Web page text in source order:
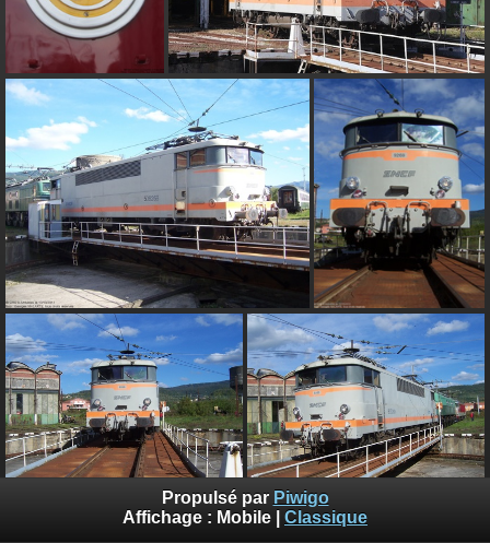
Propulsé par Piwigo
Affichage : Mobile Classique